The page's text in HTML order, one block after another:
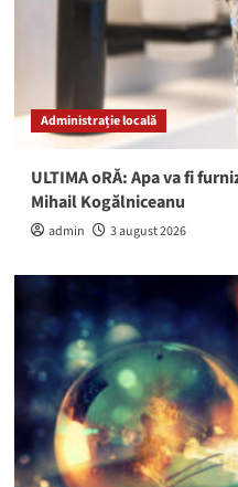
Administrație locală
ULTIMA oRĂ: Apa va fi
Mihail Kogălniceanu
admin 3 august 2026